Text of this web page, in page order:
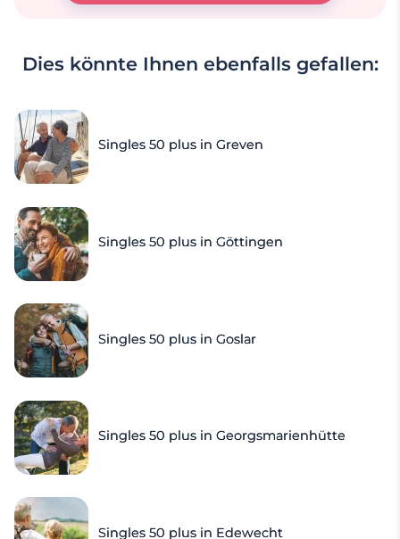
Dies könnte Ihnen ebenfalls gefallen:
Singles 50 plus in Greven
Singles 50 plus in Göttingen
Singles 50 plus in Goslar
Singles 50 plus in Georgsmarienhütte
Singles 50 plus in Edewecht